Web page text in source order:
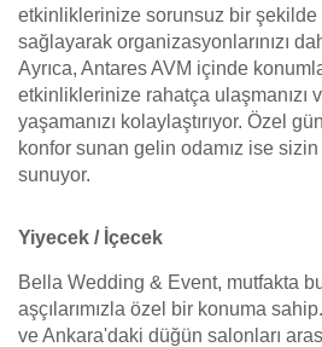
etkinliklerinize sorunsuz bir
sağlayarak organizasyonlarınızı
Ayrıca, Antares AVM içinde
etkinliklerinize rahatça ulaşmanızı
yaşamanızı kolaylaştırıyor. Özel
konfor sunan gelin odamız ise
sunuyor.
Yiyecek / İçecek
Bella Wedding & Event, mutfakta
aşçılarımızla özel bir konuma
ve Ankara'daki düğün salonları